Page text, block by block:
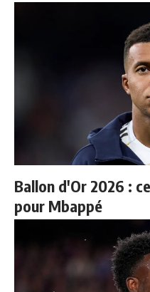
Ballon d'Or 2026 :
pour Mbappé